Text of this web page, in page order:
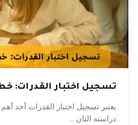
تسجيل اختبار القدرات:
يعتبر تسجيل اختبار القدرات أحد
دراسته الثان ...